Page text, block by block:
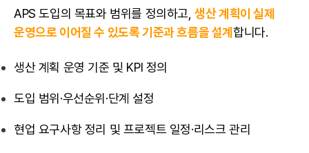
APS 도입의 목표와 범위를 정의하고,생산 계획이 실제
운영으로 이어질 수 있도록 기준과 흐름을 설계합니다.
생산 계획 운영 기준 및 KPI 정의
도입 범위·우선순위·단계 설정
현업 요구사항 정리 및 프로젝트 일정·리스크 관리